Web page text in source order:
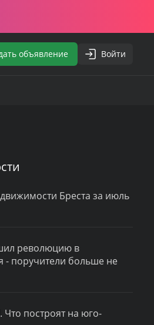
объявление Войти
Бреста за июль
революцию в
- поручители больше не
Что построят на юго-